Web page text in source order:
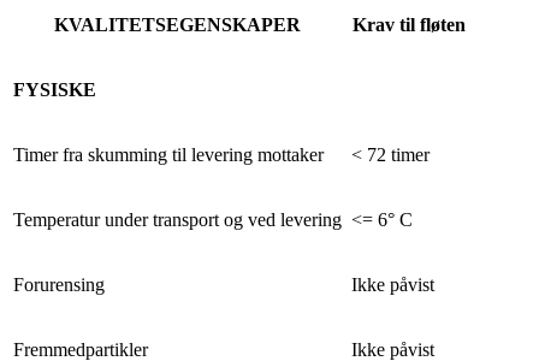
KVALITETSEGENSKAPER Krav til fløten
FYSISKE
Timer fra skumming til levering mottaker < 72 timer
Temperatur under transport og ved levering <= 6° C
Forurensing Ikke påvist
Fremmedpartikler Ikke påvist